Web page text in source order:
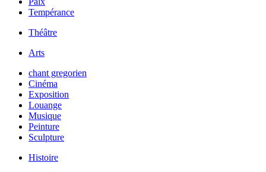
Tempérance
Théâtre
Arts
chant gregorien
Cinéma
Exposition
Louange
Musique
Peinture
Sculpture
Histoire